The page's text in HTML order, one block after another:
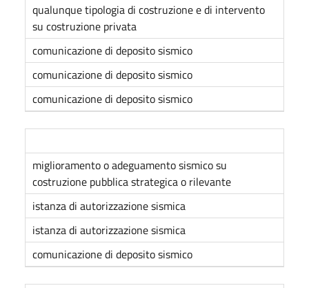
qualunque tipologia di costruzione e di intervento
su costruzione privata
comunicazione di deposito sismico
comunicazione di deposito sismico
comunicazione di deposito sismico
miglioramento o adeguamento sismico su
costruzione pubblica strategica o rilevante
istanza di autorizzazione sismica
istanza di autorizzazione sismica
comunicazione di deposito sismico